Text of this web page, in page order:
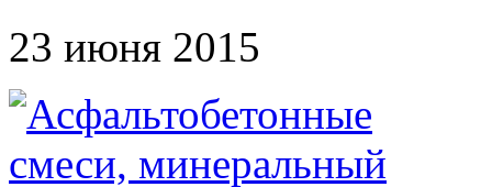
23 июня 2015